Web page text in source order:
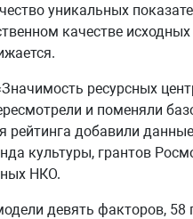
уникальных
качестве
ресурсных
и поменяли
рейтинга добавили
культуры, грантов
НКО.
девять факторов, 58